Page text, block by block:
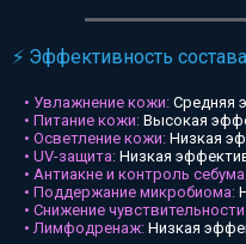
⚡ Эффективность состава
• Увлажнение кожи: Средняя
• Питание кожи: Высокая
• Осветление кожи: Низкая
• UV-защита: Низкая
• Антиакне и контроль
• Поддержание микробиома:
• Снижение
• Лимфодренаж: Низкая